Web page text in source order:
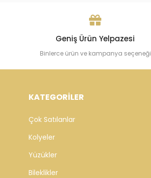
Geniş Ürün Yelpazesi
Binlerce ürün ve kampanya seçeneği
KATEGORİLER
Çok Satılanlar
Kolyeler
Yüzükler
Bileklikler